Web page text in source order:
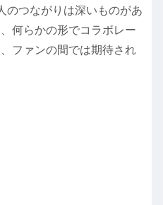
のつながりは深いものがあ
何らかの形でコラボレー
ファンの間では期待され